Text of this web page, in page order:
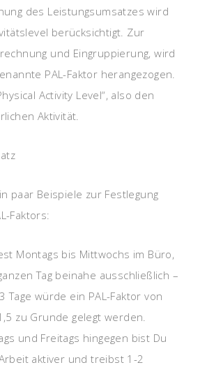
des Leistungsumsatzes wird
berücksichtigt. Zur
und Eingruppierung, wird
PAL-Faktor herangezogen.
Activity Level“, also den
Aktivität.
paar Beispiele zur Festlegung
Faktors:
Montags bis Mittwochs im Büro,
Tag beinahe ausschließlich –
Tage würde ein PAL-Faktor von
zu Grunde gelegt werden.
und Freitags hingegen bist Du
aktiver und treibst 1-2